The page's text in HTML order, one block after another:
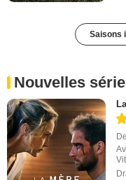
Saisons
Nouvelles